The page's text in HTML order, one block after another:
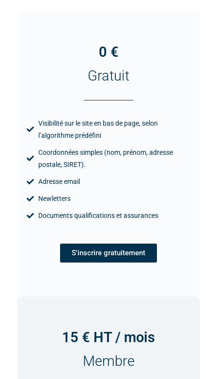
0 €
Gratuit
Visibilité sur le site en bas de page, selon
l’algorithme prédéfini
Coordonnées simples (nom, prénom, adresse
postale, SIRET).
Adresse email
Newletters
Documents qualifications et assurances
S'inscrire gratuitement
15 € HT / mois
Membre